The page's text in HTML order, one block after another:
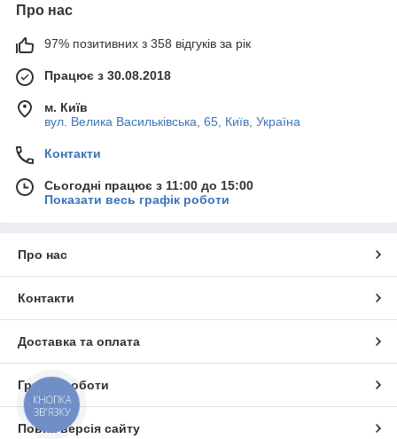
Про нас
97% позитивних з 358 відгуків за рік
Працює з 30.08.2018
м. Київ
вул. Велика Васильківська, 65, Київ, Україна
Контакти
Сьогодні працює з 11:00 до 15:00
Показати весь графік роботи
Про нас
Контакти
Доставка та оплата
Графік роботи
Повна версія сайту
КНОПКА
ЗВ'ЯЗКУ